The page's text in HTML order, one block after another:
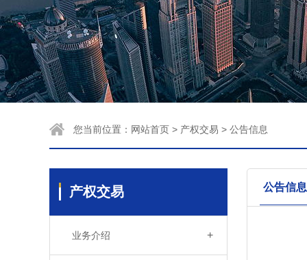
您当前位置： 网站首页 > 产权交易 > 公告信息
产权交易
业务介绍 +
公告信息